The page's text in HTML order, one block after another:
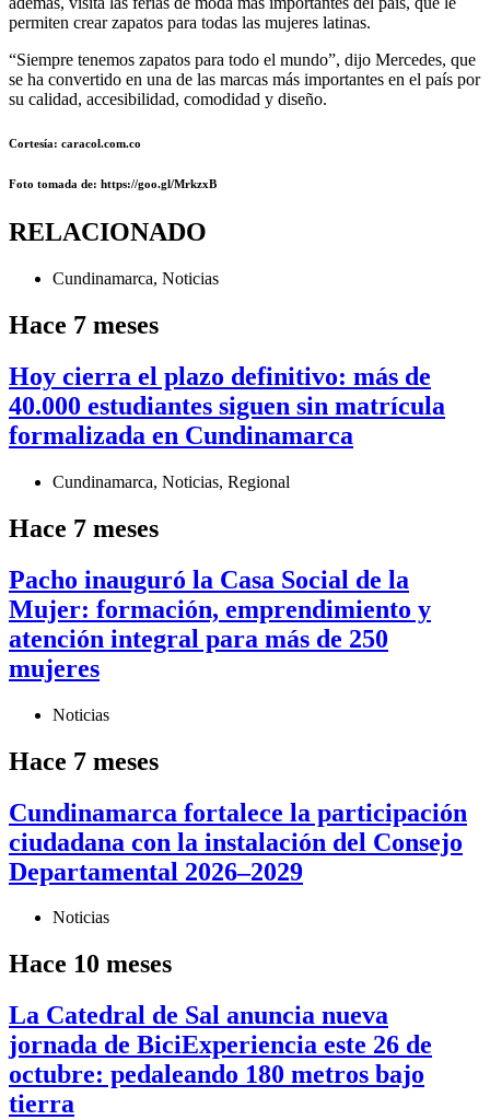
permiten crear zapatos para todas las mujeres latinas.
“Siempre tenemos zapatos para todo el mundo”, dijo Mercedes, que
se ha convertido en una de las marcas más importantes en el país por
su calidad, accesibilidad, comodidad y diseño.
Cortesía: caracol.com.co
Foto tomada de: https://goo.gl/MrkzxB
RELACIONADO
Cundinamarca, Noticias
Hace 7 meses
Hoy cierra el plazo definitivo: más de
40.000 estudiantes siguen sin matrícula
formalizada en Cundinamarca
Cundinamarca, Noticias, Regional
Hace 7 meses
Pacho inauguró la Casa Social de la
Mujer: formación, emprendimiento y
atención integral para más de 250
mujeres
Noticias
Hace 7 meses
Cundinamarca fortalece la participación
ciudadana con la instalación del Consejo
Departamental 2026–2029
Noticias
Hace 10 meses
La Catedral de Sal anuncia nueva
jornada de BiciExperiencia este 26 de
octubre: pedaleando 180 metros bajo
tierra